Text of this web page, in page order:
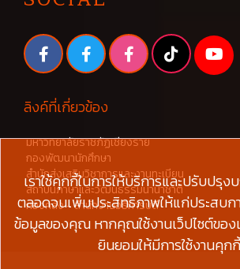
ลิงค์ที่เกี่ยวข้อง
มหาวิทยาลัยราชภัฏเชียงราย
กองพัฒนานักศึกษา
สำนักส่งเสริมวิชาการและงานทะเบียน
สถาบันภาษาและวัฒนธรรมนานาชาติ
กองคลัง - สำนักงานอธิการบดี
เราใช้คุกกี้ในการให้บริการและปรับปรุง
ตลอดจนเพิ่มประสิทธิภาพให้แก่ประสบ
ข้อมูลของคุณ หากคุณใช้งานเว็ปไซต์ขอ
ยินยอมให้มีการใช้งานคุกกี้